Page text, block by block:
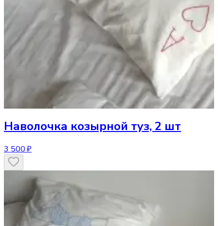
Наволочка козырной туз, 2 шт
3 500 ₽